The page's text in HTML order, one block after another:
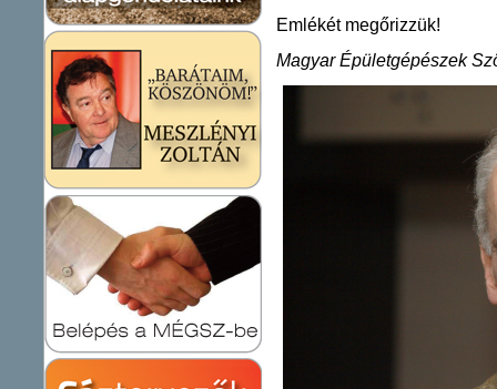
Emlékét megőrizzük!
Magyar Épületgépészek